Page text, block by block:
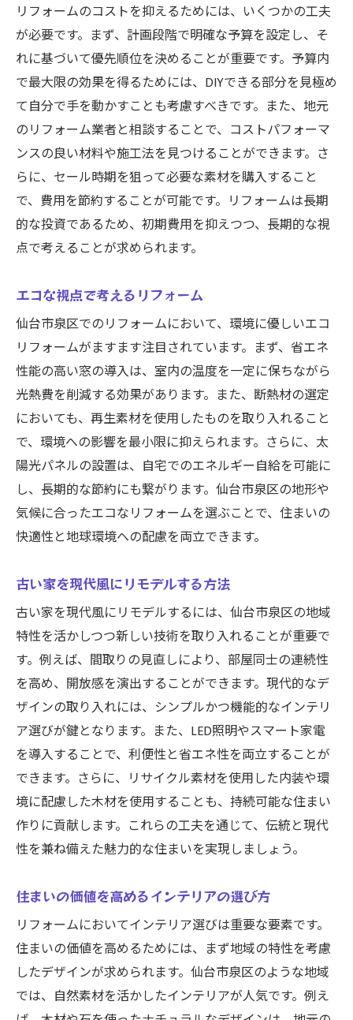
家族構成に合わせたリフォームアイデア
リフォーム後の住環境改善のチェックポイ
ント
地域特性を活かす仙台市泉区での賢いリフォー
ム戦略
泉区の気候に適したリフォーム方法
地元の素材を使用したリフォームの利点
地域の特性を反映したデザイン選び
地域の歴史を活かしたリノベーション例
仙台市泉区特有の課題を解決する工夫
仙台市泉区でのリフォーム成功の鍵は質を落と
さない節約術
安価な素材で高品質を実現するテクニック
専門家のアドバイスを賢く活用する方法
無駄を省くための計画の立て方
見積もりの注意点と交渉術
後悔しないためのリフォームチェックリス
ト
サステナブルなリフォームを目指して
理想の住まいを手に入れる仙台市泉区でのリフ
理想の住まいのイメージを具体化する方法
プロジェクト管理でスムーズな進行を実現
未来を見据えた柔軟な設計プラン
家族全員が満足するリフォームの秘訣
計画段階からのリスク管理
信頼できるパートナーとの連携
仙台市泉区でのリフォームで生活の質を向上さ
せる方法
日常生活を快適にする設備の選び方
収納スペースを増やすためのリフォーム
自然光を最大限に取り入れるデザイン
ペットに優しいリフォームアイデア
コミュニティとつながる住環境づくり
成功事例に学ぶ仙台市泉区でのリフォームの最
良プラン
地元で成功したリフォームの実例紹介
リフォームのコストを抑えるためには、いくつかの工夫
が必要です。まず、計画段階で明確な予算を設定し、そ
れに基づいて優先順位を決めることが重要です。予算内
で最大限の効果を得るためには、DIYできる部分を見極め
て自分で手を動かすことも考慮すべきです。また、地元
のリフォーム業者と相談することで、コストパフォーマ
ンスの良い材料や施工法を見つけることができます。さ
らに、セール時期を狙って必要な素材を購入すること
で、費用を節約することが可能です。リフォームは長期
的な投資であるため、初期費用を抑えつつ、長期的な視
点で考えることが求められます。
エコな視点で考えるリフォーム
仙台市泉区でのリフォームにおいて、環境に優しいエコ
リフォームがますます注目されています。まず、省エネ
性能の高い窓の導入は、室内の温度を一定に保ちながら
光熱費を削減する効果があります。また、断熱材の選定
においても、再生素材を使用したものを取り入れること
で、環境への影響を最小限に抑えられます。さらに、太
陽光パネルの設置は、自宅でのエネルギー自給を可能に
し、長期的な節約にも繋がります。仙台市泉区の地形や
気候に合ったエコなリフォームを選ぶことで、住まいの
快適性と地球環境への配慮を両立できます。
古い家を現代風にリモデルする方法
古い家を現代風にリモデルするには、仙台市泉区の地域
特性を活かしつつ新しい技術を取り入れることが重要で
す。例えば、間取りの見直しにより、部屋同士の連続性
を高め、開放感を演出することができます。現代的なデ
ザインの取り入れには、シンプルかつ機能的なインテリ
ア選びが鍵となります。また、LED照明やスマート家電
を導入することで、利便性と省エネ性を両立することが
できます。さらに、リサイクル素材を使用した内装や環
境に配慮した木材を使用することも、持続可能な住まい
作りに貢献します。これらの工夫を通じて、伝統と現代
性を兼ね備えた魅力的な住まいを実現しましょう。
住まいの価値を高めるインテリアの選び方
リフォームにおいてインテリア選びは重要な要素です。
住まいの価値を高めるためには、まず地域の特性を考慮
したデザインが求められます。仙台市泉区のような地域
では、自然素材を活かしたインテリアが人気です。例え